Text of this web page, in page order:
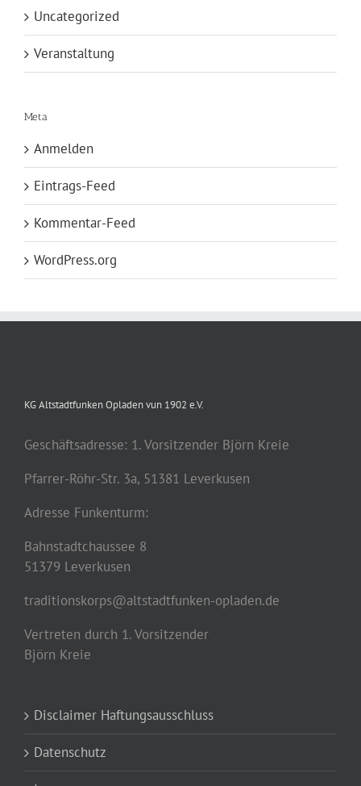
Uncategorized
Veranstaltung
Meta
Anmelden
Eintrags-Feed
Kommentar-Feed
WordPress.org
KG Altstadtfunken Opladen vun 1902 e.V.
Geschäftsadresse: 1. Vorsitzender Björn Kreie
Pfarrer-Röhr-Str. 3a, 51381 Leverkusen
Adresse Funkenturm:
Bahnstadtchaussee 8
51379 Leverkusen
traditionskorps@altstadtfunken-opladen.de
Vertreten durch 1. Vorsitzender
Björn Kreie
Disclaimer Haftungsausschluss
Datenschutz